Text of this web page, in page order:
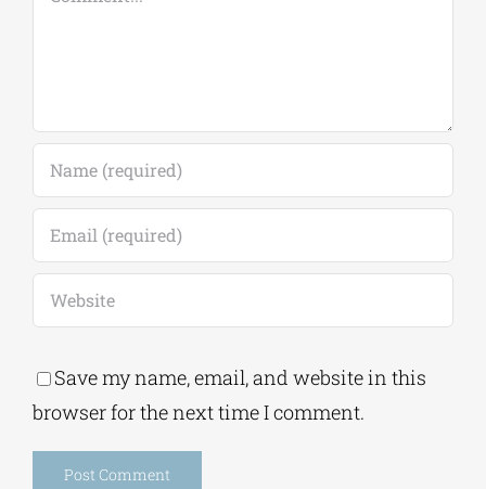
Save my name, email, and website in this
browser for the next time I comment.